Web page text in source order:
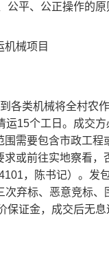
公平、公正操作的原
机械项目
各类机械将全村农
运15个工日。成交
需要包含市政工
或前往实地察看
，陈书记）。发
弃标、恶意竞标
保证金，成交后无